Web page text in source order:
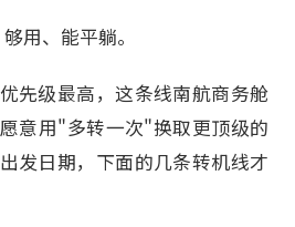
用、能平躺。
先级最高，这条线南航商务舱
意用"多转一次"换取更顶级的
发日期，下面的几条转机线才